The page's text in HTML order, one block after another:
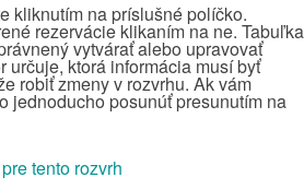
kliknutím na príslušné políčko.
rezervácie klikaním na ne. Tabuľka
vytvárať alebo upravovať
určuje, ktorá informácia musí byť
robiť zmeny v rozvrhu. Ak vám
jednoducho posunúť presunutím na
tento rozvrh